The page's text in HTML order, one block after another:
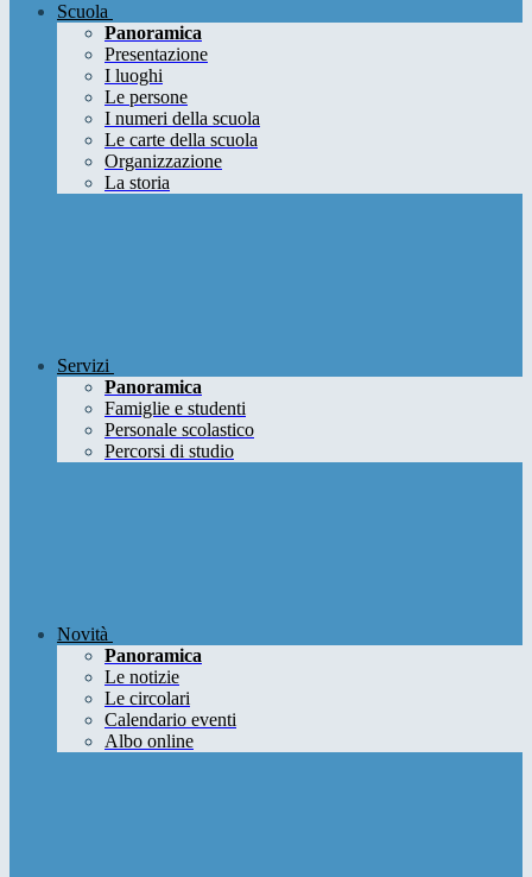
Scuola
Panoramica
Presentazione
I luoghi
Le persone
I numeri della scuola
Le carte della scuola
Organizzazione
La storia
Servizi
Panoramica
Famiglie e studenti
Personale scolastico
Percorsi di studio
Novità
Panoramica
Le notizie
Le circolari
Calendario eventi
Albo online